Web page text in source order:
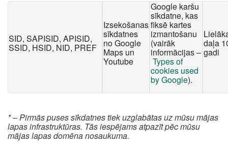
SID, SAPISID, APISID,
SSID, HSID, NID, PREF
Izsekošanas
sīkdatnes
no Google
Maps un
Youtube
Google karšu
sīkdatne, kas
fiksē kartes
izmantošanu
(vairāk
informācijas –
Types of
cookies used
by Google).
daļa
gadi
* – Pirmās puses sīkdatnes tiek uzglabātas uz mūsu mājas
lapas infrastruktūras. Tās iespējams atpazīt pēc mūsu
mājas lapas domēna nosaukuma.